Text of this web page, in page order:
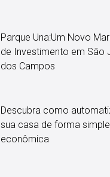
Parque Una:Um Novo
de Investimento em São
dos Campos
Descubra como
sua casa de forma
econômica